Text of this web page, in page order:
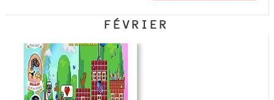
FÉVRIER